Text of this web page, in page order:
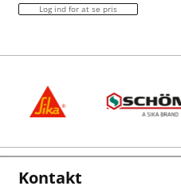
Log ind for at se pris
Kontakt